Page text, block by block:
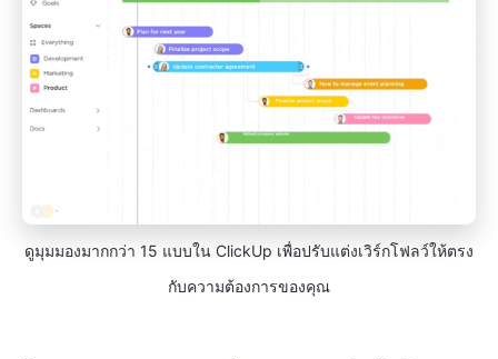
ดูมุมมองมากกว่า 15 แบบใน ClickUp เพื่อปรับแต่งเวิร์กโฟลว์ให้ตรง
กับความต้องการของคุณ